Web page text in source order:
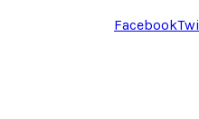
Facebook